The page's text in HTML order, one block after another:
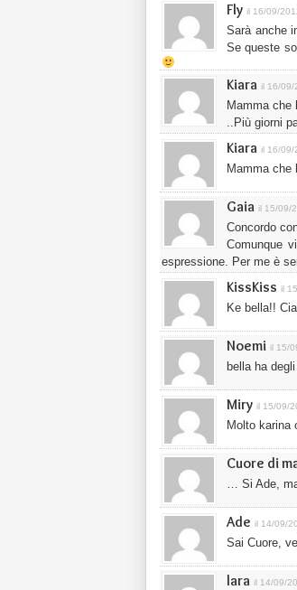
Fly il 16/09/
Sarà anche
Se queste
Kiara il 16/09/
Mamma che
..Più giorni
Kiara il 16/09/
Mamma che
Gaia il 15/09/
Concordo
Comunque
espressione. Per me è
KissKiss il
Ke bella!!
Noemi il 15/
bella ha
Miry il 15/09/
Molto karina
Cuore di
… Si Ade,
Ade il 14/09/
Sai Cuore,
lara il 14/09/